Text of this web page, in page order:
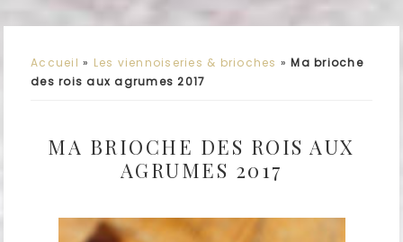
Accueil » Les viennoiseries & brioches »Ma brioche
des rois aux agrumes 2017
MA BRIOCHE DES ROIS AUX
AGRUMES 2017